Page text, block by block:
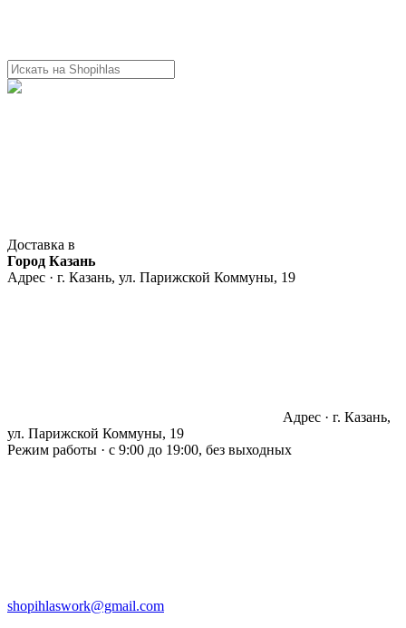
Доставка в
Город Казань
Адрес · г. Казань, ул. Парижской Коммуны, 19
Адрес · г. Казань,
ул. Парижской Коммуны, 19
Режим работы · с 9:00 до 19:00, без выходных
shopihlaswork@gmail.com